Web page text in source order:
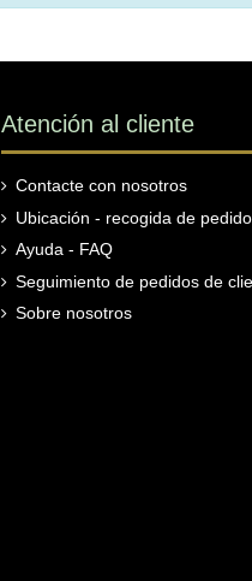
Atención al cliente
Contacte con nosotros
Ubicación - recogida de
Ayuda - FAQ
Seguimiento de pedidos de
Sobre nosotros